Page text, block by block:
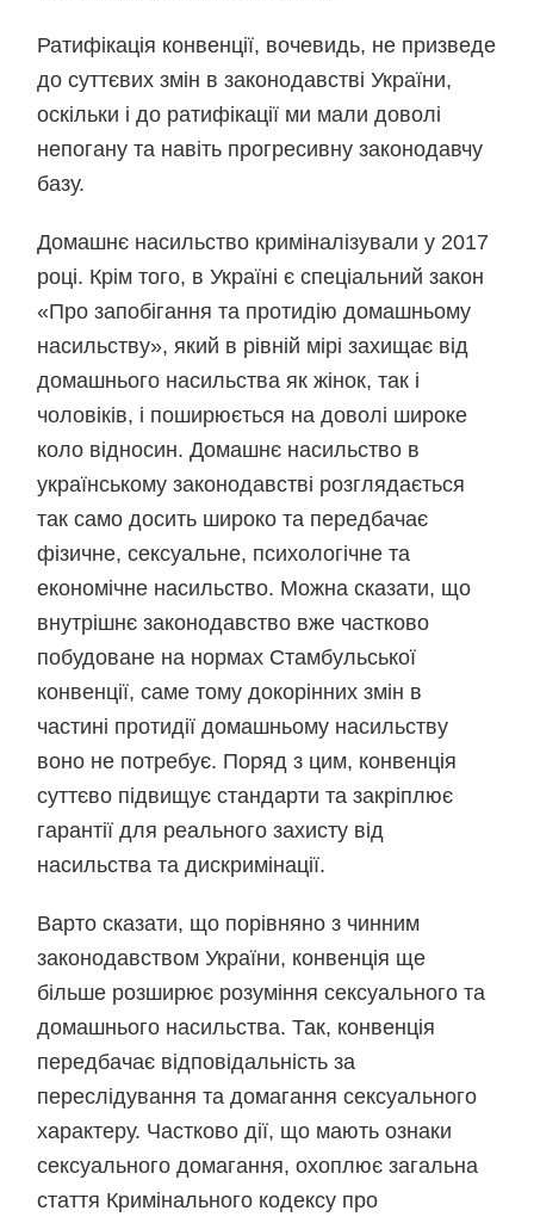
Ратифікація конвенції, вочевидь, не призведе
до суттєвих змін в законодавстві України,
оскільки і до ратифікації ми мали доволі
непогану та навіть прогресивну законодавчу
базу.
Домашнє насильство криміналізували у 2017
році. Крім того, в Україні є спеціальний закон
«Про запобігання та протидію домашньому
насильству», який в рівній мірі захищає від
домашнього насильства як жінок, так і
чоловіків, і поширюється на доволі широке
коло відносин. Домашнє насильство в
українському законодавстві розглядається
так само досить широко та передбачає
фізичне, сексуальне, психологічне та
економічне насильство. Можна сказати, що
внутрішнє законодавство вже частково
побудоване на нормах Стамбульської
конвенції, саме тому докорінних змін в
частині протидії домашньому насильству
воно не потребує. Поряд з цим, конвенція
суттєво підвищує стандарти та закріплює
гарантії для реального захисту від
насильства та дискримінації.
Варто сказати, що порівняно з чинним
законодавством України, конвенція ще
більше розширює розуміння сексуального та
домашнього насильства. Так, конвенція
передбачає відповідальність за
переслідування та домагання сексуального
характеру. Частково дії, що мають ознаки
сексуального домагання, охоплює загальна
стаття Кримінального кодексу про